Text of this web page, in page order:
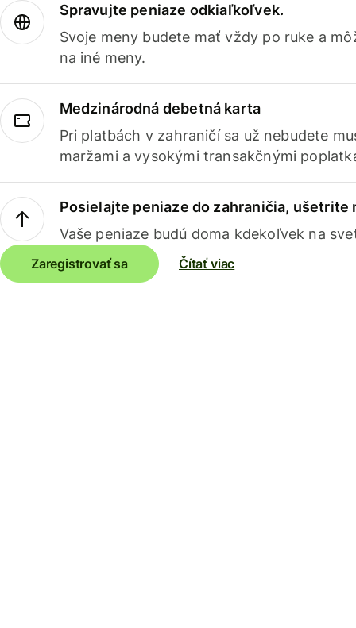
Spravujte peniaze odkiaľkoľvek.
Svoje meny budete mať vždy po ruke a
na iné meny.
Medzinárodná debetná karta
Pri platbách v zahraničí sa už nebudete
maržami a vysokými transakčnými
Posielajte peniaze do zahraničia, ušetrite
Vaše peniaze budú doma kdekoľvek na
Zaregistrovať sa Čítať viac